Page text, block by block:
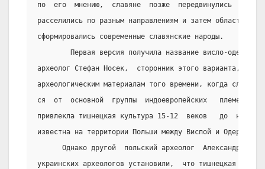
по  его  мнению,  славяне  позже  передвинулись  на
расселились по разным направлениям и затем области,  в
сформировались современные славянские народы.
Первая версия получила название висло-
археолог Стефан Носек,  сторонник этого варианта,
археологическим материалам того времени, когда
ся  от  основной  группы  индоевропейских   племен.
привлекла тишнецкая культура 15-12  веков   до  н.э.,
известна на территории Польши между Виспой и Одером.
Однако другой  польский археолог  Александр
украинских археологов установили,  что тишнецкая